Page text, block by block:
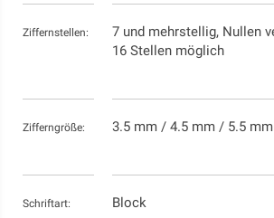
Ziffernstellen:
7 und mehrstellig, Nullen
16 Stellen möglich
Zifferngröße: 3.5 mm / 4.5 mm / 5.5 mm
Schriftart: Block